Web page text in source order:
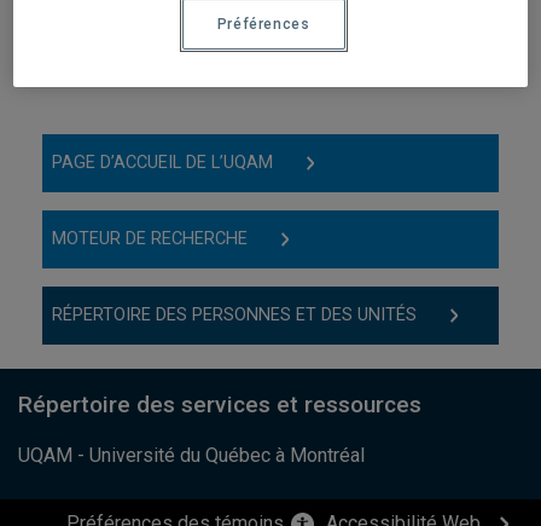
S'il s'agit d'un lien sur lequel vous avez cliqué,
vous pouvez informer le responsable de la page
PAGE D’ACCUEIL DE L’UQAM
MOTEUR DE RECHERCHE
RÉPERTOIRE DES PERSONNES ET DES UNITÉS
UQAM - Université du Québec à Montréal
Répertoire des services et ressources
Préférences